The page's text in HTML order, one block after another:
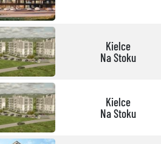
Kielce
Na Stoku
Kielce
Na Stoku